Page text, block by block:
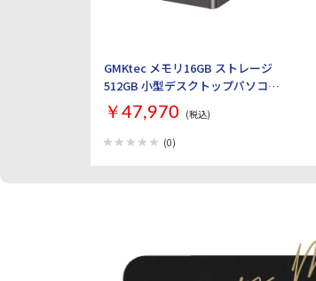
GMKtec メモリ16GB ストレージ
512GB 小型デスクトップパソコン
GMKtec NucBox G3S GMK-G3S-
16/512-W11PRO(N95)
￥47,970 (税込)
(0)